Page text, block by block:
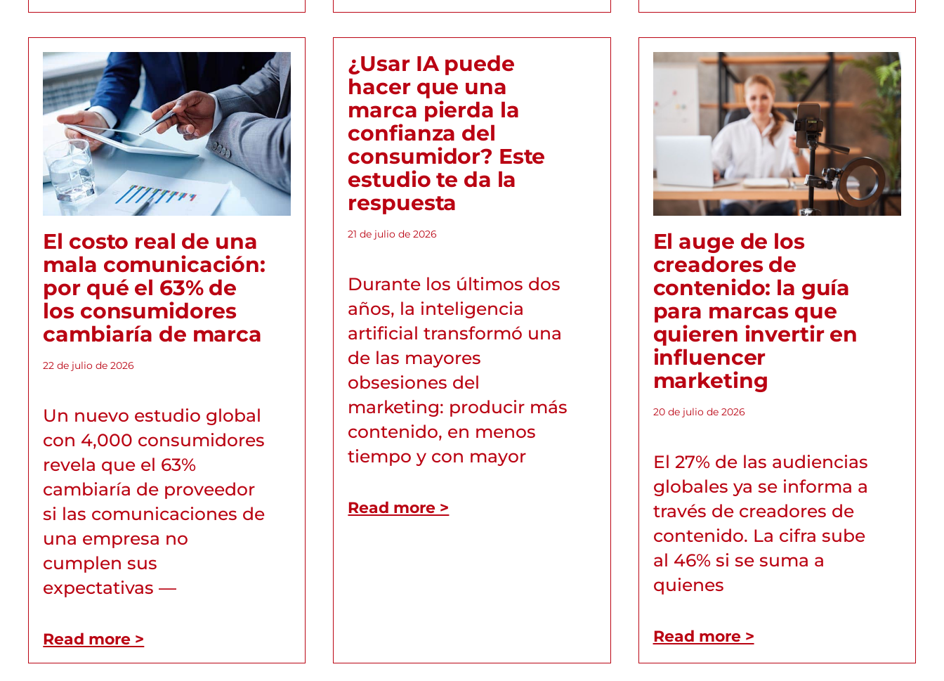
El costo real de una
mala comunicación:
por qué el 63% de
los consumidores
cambiaría de marca
22 de julio de 2026
Un nuevo estudio global
con 4,000 consumidores
revela que el 63%
cambiaría de proveedor
si las comunicaciones de
una empresa no
cumplen sus
expectativas —
Read more >
¿Usar IA puede
hacer que una
marca pierda la
confianza del
consumidor? Este
estudio te da la
respuesta
21 de julio de 2026
Durante los últimos dos
años, la inteligencia
artificial transformó una
de las mayores
obsesiones del
marketing: producir más
contenido, en menos
tiempo y con mayor
Read more >
El auge de los
creadores de
contenido: la guía
para marcas que
quieren invertir en
influencer
marketing
20 de julio de 2026
El 27% de las audiencias
globales ya se informa a
través de creadores de
contenido. La cifra sube
al 46% si se suma a
quienes
Read more >